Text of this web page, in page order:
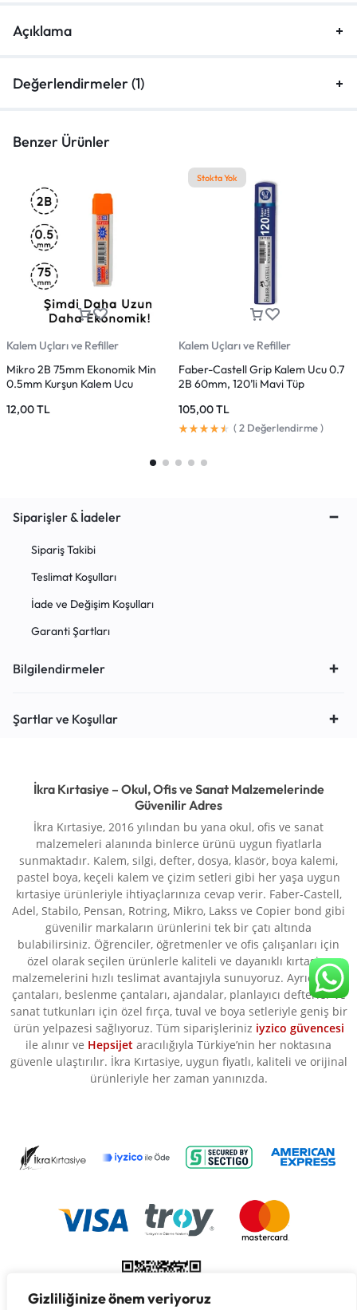
Gizliliğinize önem veriyoruz
Açıklama
Değerlendirmeler (1)
Benzer Ürünler
Kalem Uçları ve Refiller
Mikro 2B 75mm Ekonomik Min
0.5mm Kurşun Kalem Ucu
12,00TL
Stokta Yok
Kalem Uçları ve Refiller
Faber-Castell Grip Kalem Ucu 0.7
2B 60mm, 120’li Mavi Tüp
105,00TL
(2 Değerlendirme )
Siparişler & İadeler
Sipariş Takibi
Teslimat Koşulları
İade ve Değişim Koşulları
Garanti Şartları
Bilgilendirmeler
Şartlar ve Koşullar
İkra Kırtasiye – Okul, Ofis ve Sanat Malzemelerinde
Güvenilir Adres
İkra Kırtasiye, 2016 yılından bu yana okul, ofis ve sanat
malzemeleri alanında binlerce ürünü uygun fiyatlarla
sunmaktadır. Kalem, silgi, defter, dosya, klasör, boya kalemi,
pastel boya, keçeli kalem ve çizim setleri gibi her yaşa uygun
kırtasiye ürünleriyle ihtiyaçlarınıza cevap verir. Faber-Castell,
Adel, Stabilo, Pensan, Rotring, Mikro, Lakss ve Copier bond gibi
güvenilir markaların ürünlerini tek bir çatı altında
bulabilirsiniz. Öğrenciler, öğretmenler ve ofis çalışanları için
özel olarak seçilen ürünlerle kaliteli ve dayanıklı kırtasiye
malzemelerini hızlı teslimat avantajıyla sunuyoruz. Ayrıca okul
çantaları, beslenme çantaları, ajandalar, planlayıcı defterler ve
sanat tutkunları için özel fırça, tuval ve boya setleriyle geniş bir
ürün yelpazesi sağlıyoruz. Tüm siparişleriniz iyzico güvencesi
ile alınır ve Hepsijet aracılığıyla Türkiye’nin her noktasına
güvenle ulaştırılır. İkra Kırtasiye, uygun fiyatlı, kaliteli ve orijinal
ürünleriyle her zaman yanınızda.